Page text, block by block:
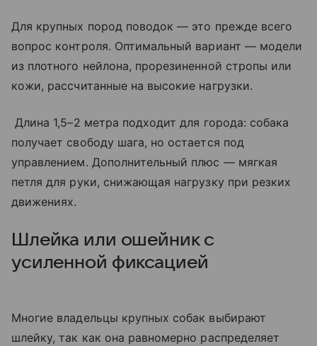
Для крупных пород поводок — это прежде всего
вопрос контроля. Оптимальный вариант — модели
из плотного нейлона, прорезиненной стропы или
кожи, рассчитанные на высокие нагрузки.
Длина 1,5–2 метра подходит для города: собака
получает свободу шага, но остается под
управлением. Дополнительный плюс — мягкая
петля для руки, снижающая нагрузку при резких
движениях.
Шлейка или ошейник с
усиленной фиксацией
Многие владельцы крупных собак выбирают
шлейку, так как она равномерно распределяет